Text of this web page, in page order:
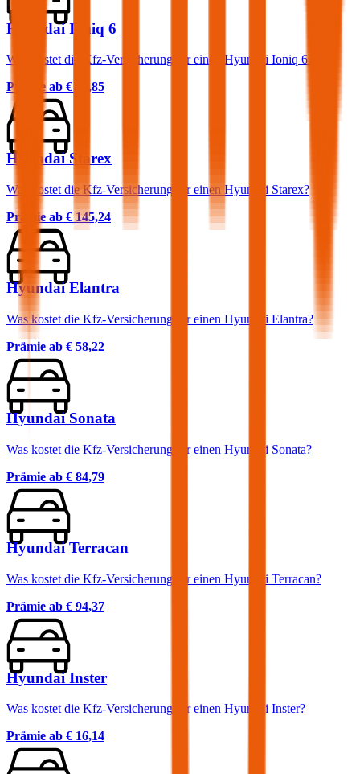
Hyundai Ioniq 6
Was kostet die Kfz-Versicherung für einen Hyundai Ioniq 6?
Prämie ab € 31,85
Hyundai Starex
Was kostet die Kfz-Versicherung für einen Hyundai Starex?
Prämie ab € 145,24
Hyundai Elantra
Was kostet die Kfz-Versicherung für einen Hyundai Elantra?
Prämie ab € 58,22
Hyundai Sonata
Was kostet die Kfz-Versicherung für einen Hyundai Sonata?
Prämie ab € 84,79
Hyundai Terracan
Was kostet die Kfz-Versicherung für einen Hyundai Terracan?
Prämie ab € 94,37
Hyundai Inster
Was kostet die Kfz-Versicherung für einen Hyundai Inster?
Prämie ab € 16,14